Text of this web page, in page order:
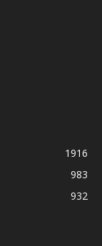
1916
983
932